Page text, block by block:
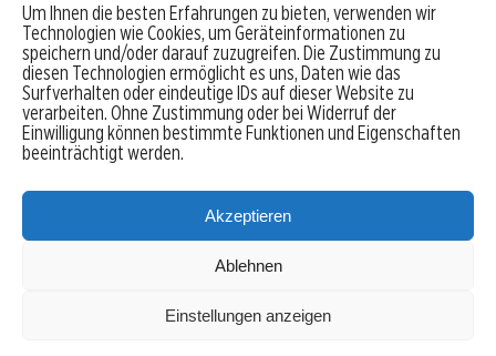
Um Ihnen die besten Erfahrungen zu bieten, verwenden wir
Technologien wie Cookies, um Geräteinformationen zu
speichern und/oder darauf zuzugreifen. Die Zustimmung zu
diesen Technologien ermöglicht es uns, Daten wie das
Surfverhalten oder eindeutige IDs auf dieser Website zu
verarbeiten. Ohne Zustimmung oder bei Widerruf der
Einwilligung können bestimmte Funktionen und Eigenschaften
beeinträchtigt werden.
Akzeptieren
Ablehnen
Einstellungen anzeigen
Robo-Advisor vergleichen
Depotvergleich
Festgeld vergleichen
Tagesgeld vergleichen